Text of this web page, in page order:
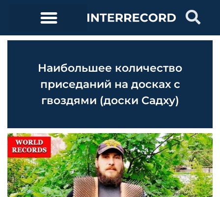
Наибольшее количество
приседаний на досках с
гвоздями (доски Садху)